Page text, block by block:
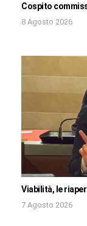
Cospito
8 Agosto 2026
Viabilità, le
7 Agosto 2026